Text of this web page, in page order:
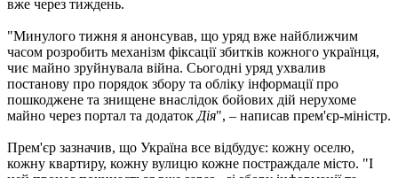
вже через тиждень.
"Минулого тижня я анонсував, що уряд вже найближчим
часом розробить механізм фіксації збитків кожного українця,
чиє майно зруйнувала війна. Сьогодні уряд ухвалив
постанову про порядок збору та обліку інформації про
пошкоджене та знищене внаслідок бойових дій нерухоме
майно через портал та додаток Дія", – написав прем'єр-міністр.
Прем'єр зазначив, що Україна все відбудує: кожну оселю,
кожну квартиру, кожну вулицю кожне постраждале місто. "І